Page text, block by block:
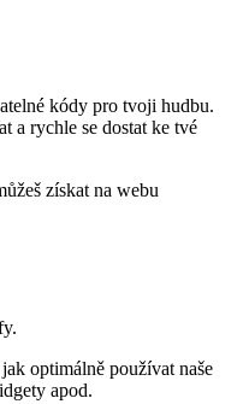
kódy pro tvoji hudbu.
a rychle se dostat ke tvé
získat na webu
optimálně používat naše
apod.